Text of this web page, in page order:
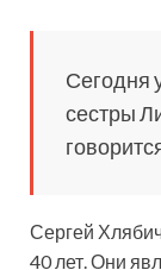
Сегодня
сестры
Сергей
40 лет. Они